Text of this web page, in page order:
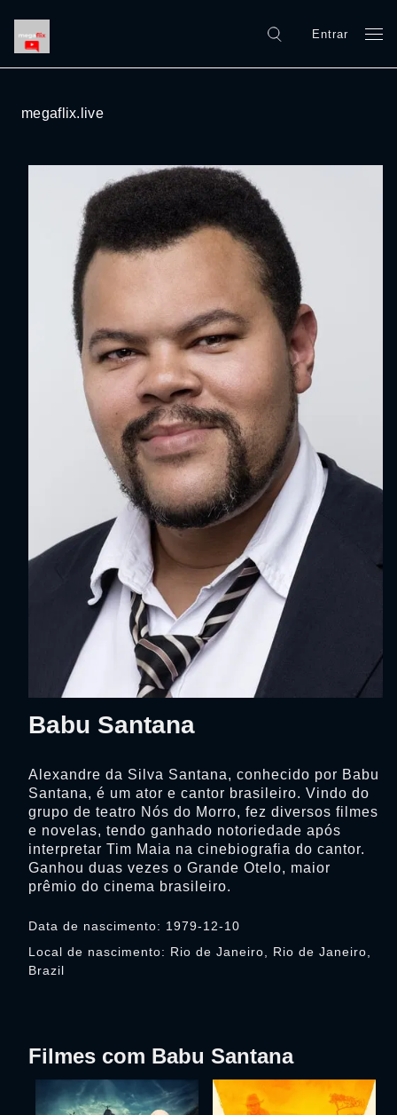
Entrar
megaflix.live
Babu Santana
Data de nascimento: 1979-12-10
Local de nascimento: Rio de Janeiro, Rio de Janeiro,
Brazil
Alexandre da Silva Santana, conhecido por Babu
Santana, é um ator e cantor brasileiro. Vindo do
grupo de teatro Nós do Morro, fez diversos filmes
e novelas, tendo ganhado notoriedade após
interpretar Tim Maia na cinebiografia do cantor.
Ganhou duas vezes o Grande Otelo, maior
prêmio do cinema brasileiro.
Filmes com Babu Santana